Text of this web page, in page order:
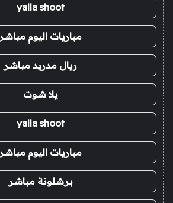
yalla shoot
مباريات اليوم مباشر
ريال مدريد مباشر
يلا شوت
yalla shoot
مباريات اليوم مباشر
برشلونة مباشر